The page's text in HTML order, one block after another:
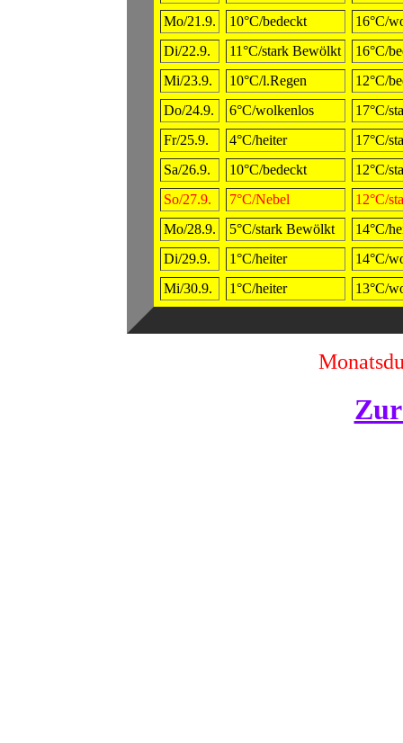
Mo/21.9.
10°C/bedeckt
16°C/
Di/22.9.
11°C/stark Bewölkt
16°C/
Mi/23.9.
10°C/l.Regen
12°C/
Do/24.9.
6°C/wolkenlos
17°C/
Fr/25.9.
4°C/heiter
17°C/
Sa/26.9.
10°C/bedeckt
12°C/
So/27.9.
7°C/Nebel
12°C/
Mo/28.9.
5°C/stark Bewölkt
14°C/
Di/29.9.
1°C/heiter
14°C/
Mi/30.9.
1°C/heiter 13°C/